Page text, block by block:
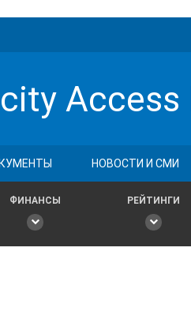
Access
НОВОСТИ И СМИ
ФИНАНСЫ РЕЙТИНГИ